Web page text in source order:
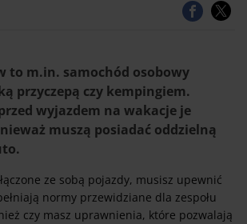
to m.in. samochód osobowy
przyczepą czy kempingiem.
wyjazdem na wakacje je
muszą posiadać oddzielną
ze sobą pojazdy, musisz upewnić
normy przewidziane dla zespołu
czy masz uprawnienia, które pozwalają